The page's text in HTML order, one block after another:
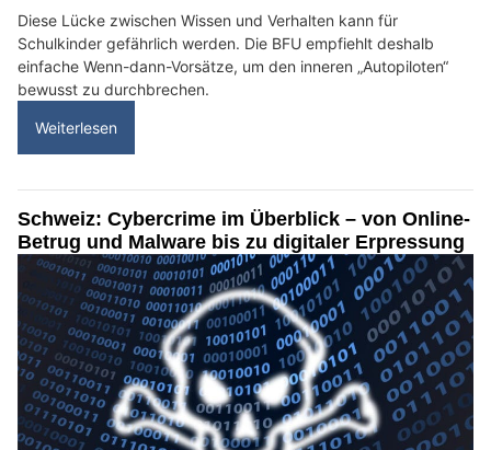
Diese Lücke zwischen Wissen und Verhalten kann für
Schulkinder gefährlich werden. Die BFU empfiehlt deshalb
einfache Wenn-dann-Vorsätze, um den inneren „Autopiloten“
bewusst zu durchbrechen.
Weiterlesen
Schweiz: Cybercrime im Überblick – von Online-
Betrug und Malware bis zu digitaler Erpressung